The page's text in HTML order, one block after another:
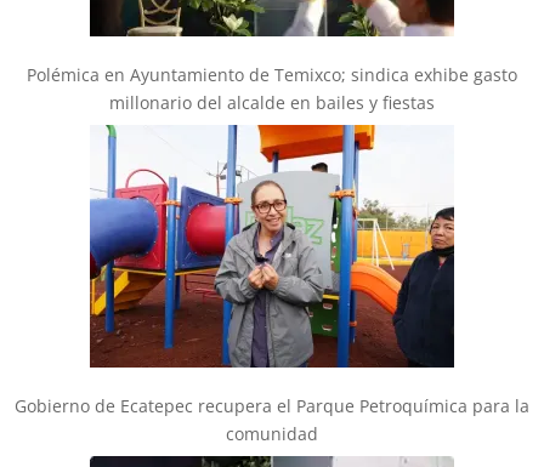
Polémica en Ayuntamiento de Temixco; sindica exhibe gasto
millonario del alcalde en bailes y fiestas
Gobierno de Ecatepec recupera el Parque Petroquímica para la
comunidad